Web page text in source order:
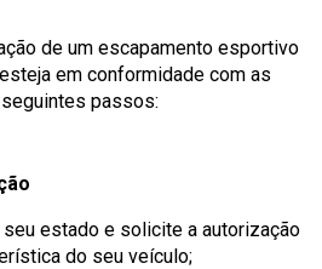
de um escapamento esportivo
em conformidade com as
passos:
estado e solicite a autorização
do seu veículo;